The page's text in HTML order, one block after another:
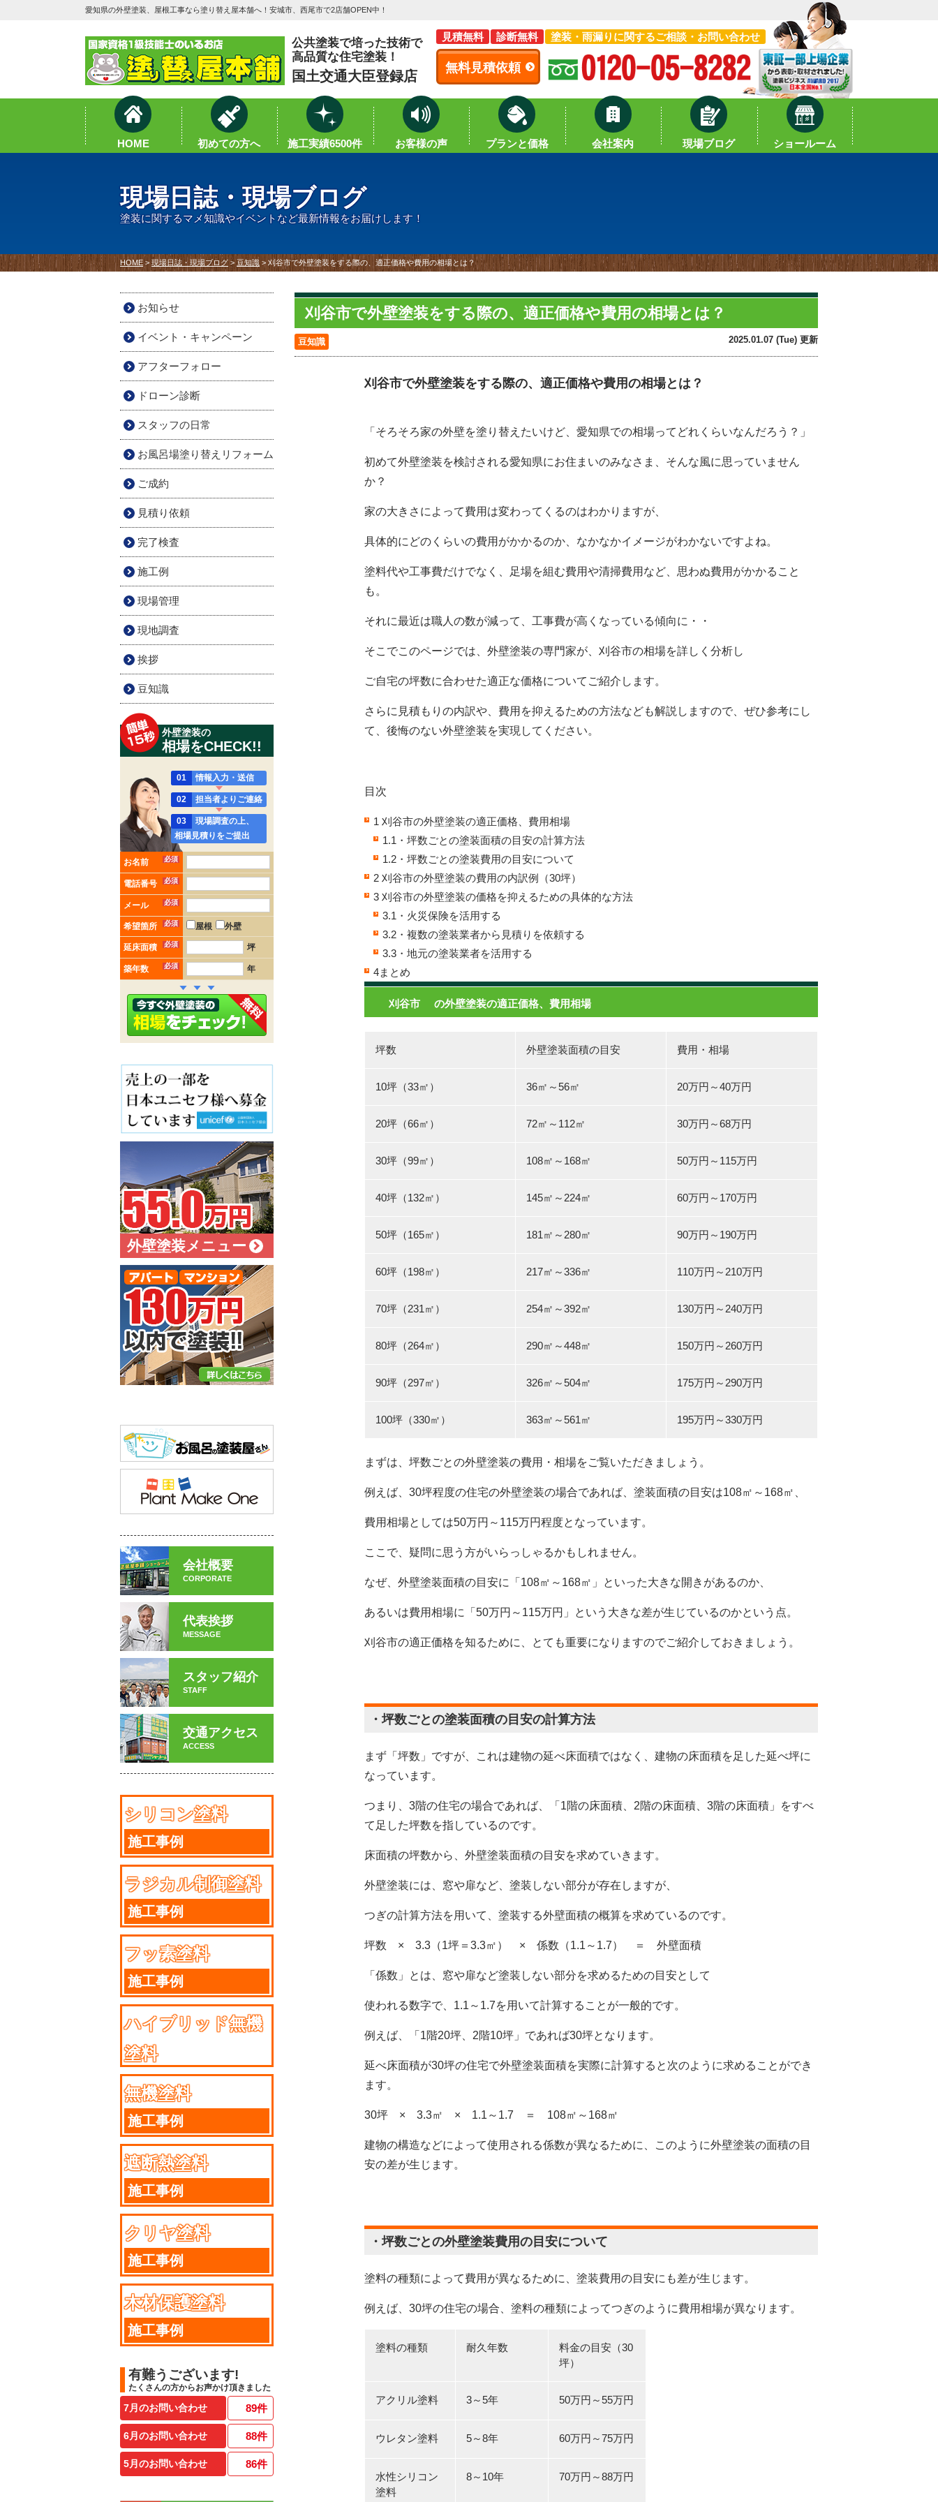
愛知県の外壁塗装、屋根工事なら塗り替え屋本舗へ！安城市、西尾市で2店舗OPEN中！
公共塗装で培った技術で
高品質な住宅塗装！
国土交通大臣登録店
見積無料 診断無料 塗装・雨漏りに関するご相談・お問い合わせ
無料見積依頼
HOME 初めての方へ 施工実績6500件 お客様の声 プランと価格 会社案内 現場ブログ ショールーム
現場日誌・現場ブログ
塗装に関するマメ知識やイベントなど最新情報をお届けします！
HOME> 現場日誌・現場ブログ > 豆知識 > 刈谷市で外壁塗装をする際の、適正価格や費用の相場とは？
刈谷市で外壁塗装をする際の、適正価格や費用の相場とは？
豆知識 2025.01.07 (Tue) 更新
刈谷市で外壁塗装をする際の、適正価格や費用の相場とは？
「そろそろ家の外壁を塗り替えたいけど、愛知県での相場ってどれくらいなんだろう？」
初めて外壁塗装を検討される愛知県にお住まいのみなさま、そんな風に思っていません
か？
家の大きさによって費用は変わってくるのはわかりますが、
具体的にどのくらいの費用がかかるのか、なかなかイメージがわかないですよね。
塗料代や工事費だけでなく、足場を組む費用や清掃費用など、思わぬ費用がかかること
も。
それに最近は職人の数が減って、工事費が高くなっている傾向に・・
そこでこのページでは、外壁塗装の専門家が、刈谷市の相場を詳しく分析し
ご自宅の坪数に合わせた適正な価格についてご紹介します。
さらに見積もりの内訳や、費用を抑えるための方法なども解説しますので、ぜひ参考にし
て、後悔のない外壁塗装を実現してください。
目次
1 刈谷市の外壁塗装の適正価格、費用相場
1.1 ・坪数ごとの塗装面積の目安の計算方法
1.2 ・坪数ごとの塗装費用の目安について
2 刈谷市の外壁塗装の費用の内訳例（30坪）
3 刈谷市の外壁塗装の価格を抑えるための具体的な方法
3.1 ・火災保険を活用する
3.2 ・複数の塗装業者から見積りを依頼する
3.3 ・地元の塗装業者を活用する
4まとめ
刈谷市 の外壁塗装の適正価格、費用相場
坪数 外壁塗装面積の目安 費用・相場
10坪（33㎡） 36㎡～56㎡ 20万円～40万円
20坪（66㎡） 72㎡～112㎡ 30万円～68万円
30坪（99㎡） 108㎡～168㎡ 50万円～115万円
40坪（132㎡） 145㎡～224㎡ 60万円～170万円
50坪（165㎡） 181㎡～280㎡ 90万円～190万円
60坪（198㎡） 217㎡～336㎡ 110万円～210万円
70坪（231㎡） 254㎡～392㎡ 130万円～240万円
80坪（264㎡） 290㎡～448㎡ 150万円～260万円
90坪（297㎡） 326㎡～504㎡ 175万円～290万円
100坪（330㎡） 363㎡～561㎡ 195万円～330万円
まずは、坪数ごとの外壁塗装の費用・相場をご覧いただきましょう。
例えば、30坪程度の住宅の外壁塗装の場合であれば、塗装面積の目安は108㎡～168㎡、
費用相場としては50万円～115万円程度となっています。
ここで、疑問に思う方がいらっしゃるかもしれません。
なぜ、外壁塗装面積の目安に「108㎡～168㎡」といった大きな開きがあるのか、
あるいは費用相場に「50万円～115万円」という大きな差が生じているのかという点。
刈谷市の適正価格を知るために、とても重要になりますのでご紹介しておきましょう。
・坪数ごとの塗装面積の目安の計算方法
まず「坪数」ですが、これは建物の延べ床面積ではなく、建物の床面積を足した延べ坪に
なっています。
つまり、3階の住宅の場合であれば、「1階の床面積、2階の床面積、3階の床面積」をすべ
て足した坪数を指しているのです。
床面積の坪数から、外壁塗装面積の目安を求めていきます。
外壁塗装には、窓や扉など、塗装しない部分が存在しますが、
つぎの計算方法を用いて、塗装する外壁面積の概算を求めているのです。
坪数 × 3.3（1坪＝3.3㎡） × 係数（1.1～1.7） ＝ 外壁面積
「係数」とは、窓や扉など塗装しない部分を求めるための目安として
使われる数字で、1.1～1.7を用いて計算することが一般的です。
例えば、「1階20坪、2階10坪」であれば30坪となります。
延べ床面積が30坪の住宅で外壁塗装面積を実際に計算すると次のように求めることができ
ます。
30坪 × 3.3㎡ × 1.1～1.7 ＝ 108㎡～168㎡
建物の構造などによって使用される係数が異なるために、このように外壁塗装の面積の目
安の差が生じます。
・坪数ごとの外壁塗装費用の目安について
塗料の種類によって費用が異なるために、塗装費用の目安にも差が生じます。
例えば、30坪の住宅の場合、塗料の種類によってつぎのように費用相場が異なります。
塗料の種類 耐久年数
料金の目安（30
坪）
アクリル塗料 3～5年 50万円～55万円
ウレタン塗料 5～8年 60万円～75万円
水性シリコン
塗料
8～10年 70万円～88万円
お知らせ
イベント・キャンペーン
アフターフォロー
ドローン診断
スタッフの日常
お風呂場塗り替えリフォーム
ご成約
見積り依頼
完了検査
施工例
現場管理
現地調査
挨拶
豆知識
外壁塗装の
相場をCHECK!!
01 情報入力・送信
02 担当者よりご連絡
03
現場調査の上、
相場見積りをご提出
お名前 必須
電話番号 必須
メール 必須
希望箇所 必須 屋根 外壁
延床面積 必須 坪
築年数 必須 年
外壁塗装メニュー
会社概要
CORPORATE
代表挨拶
MESSAGE
スタッフ紹介
STAFF
交通アクセス
ACCESS
シリコン塗料
施工事例
ラジカル制御塗料
施工事例
フッ素塗料
施工事例
ハイブリッド無機
塗料
施工事例
無機塗料
施工事例
遮断熱塗料
施工事例
クリヤ塗料
施工事例
木材保護塗料
施工事例
有難うございます!
たくさんの方からお声かけ頂きました
7月のお問い合わせ 89件
6月のお問い合わせ 88件
5月のお問い合わせ 86件